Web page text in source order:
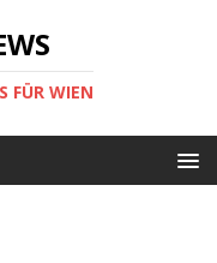
FÜR WIEN